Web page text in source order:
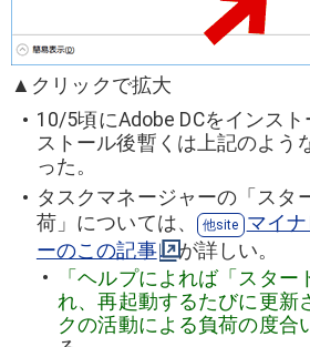
▲クリックで拡大
10/5頃にAdobe DCをインス
ストール後暫くは上記のよう
った。
タスクマネージャーの「スタ
荷」については、
マイ
ーのこの記事
が詳しい。
「ヘルプによれば「スター
れ、再起動するたびに更新
クの活動による負荷の度合